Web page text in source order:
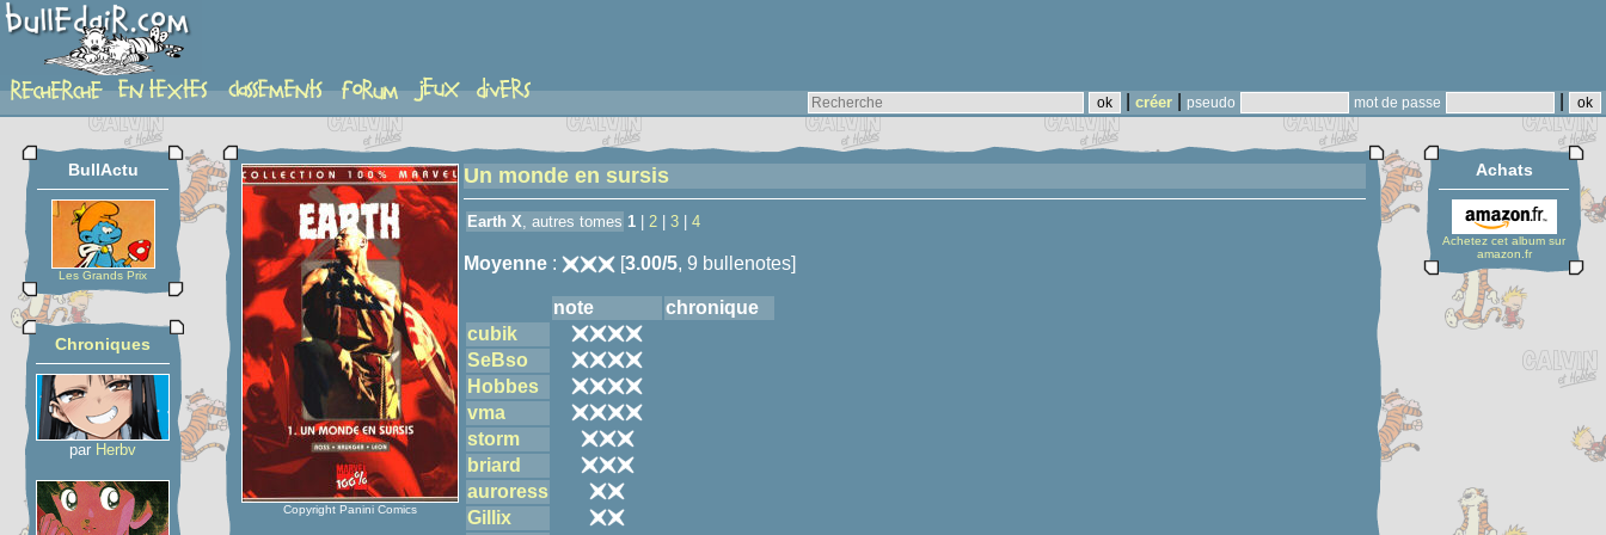
créer pseudo mot de passe
detail-etoiles
BullActu
Les Grands Prix
Chroniques
par Herbv
Copyright Panini Comics
Un monde en sursis
Earth X, autres tomes 1 2 3 4
Moyenne : [3.00/5, 9 bullenotes]
note
chronique
cubik
SeBso
Hobbes
vma
storm
briard
auroress
Gillix
Achats
Achetez cet album sur
amazon.fr